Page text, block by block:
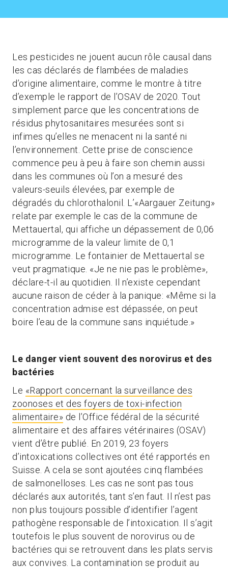
Les pesticides ne jouent aucun rôle causal dans
les cas déclarés de flambées de maladies
d’origine alimentaire, comme le montre à titre
d’exemple le rapport de l’OSAV de 2020. Tout
simplement parce que les concentrations de
résidus phytosanitaires mesurées sont si
infimes qu’elles ne menacent ni la santé ni
l’environnement. Cette prise de conscience
commence peu à peu à faire son chemin aussi
dans les communes où l’on a mesuré des
valeurs-seuils élevées, par exemple de
dégradés du chlorothalonil. L’«Aargauer Zeitung»
relate par exemple le cas de la commune de
Mettauertal, qui affiche un dépassement de 0,06
microgramme de la valeur limite de 0,1
microgramme. Le fontainier de Mettauertal se
veut pragmatique. «Je ne nie pas le problème»,
déclare-t-il au quotidien. Il n’existe cependant
aucune raison de céder à la panique: «Même si la
concentration admise est dépassée, on peut
boire l’eau de la commune sans inquiétude.»
Le danger vient souvent des norovirus et des
bactéries
Le «Rapport concernant la surveillance des
zoonoses et des foyers de toxi-infection
alimentaire» de l’Office fédéral de la sécurité
alimentaire et des affaires vétérinaires (OSAV)
vient d’être publié. En 2019, 23 foyers
d’intoxications collectives ont été rapportés en
Suisse. A cela se sont ajoutées cinq flambées
de salmonelloses. Les cas ne sont pas tous
déclarés aux autorités, tant s’en faut. Il n’est pas
non plus toujours possible d’identifier l’agent
pathogène responsable de l’intoxication. Il s’agit
toutefois le plus souvent de norovirus ou de
bactéries qui se retrouvent dans les plats servis
aux convives. La contamination se produit au